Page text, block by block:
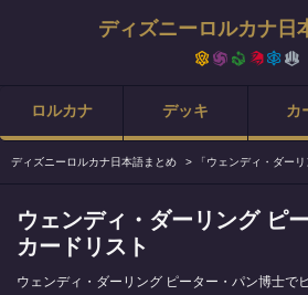
ディズニーロルカナ日
ロルカナ デッキ カ
ディズニーロルカナ日本語まとめ > 「ウェンディ・ダー
ウェンディ・ダーリング ピ
カードリスト
ウェンディ・ダーリング ピーター・パン博士で